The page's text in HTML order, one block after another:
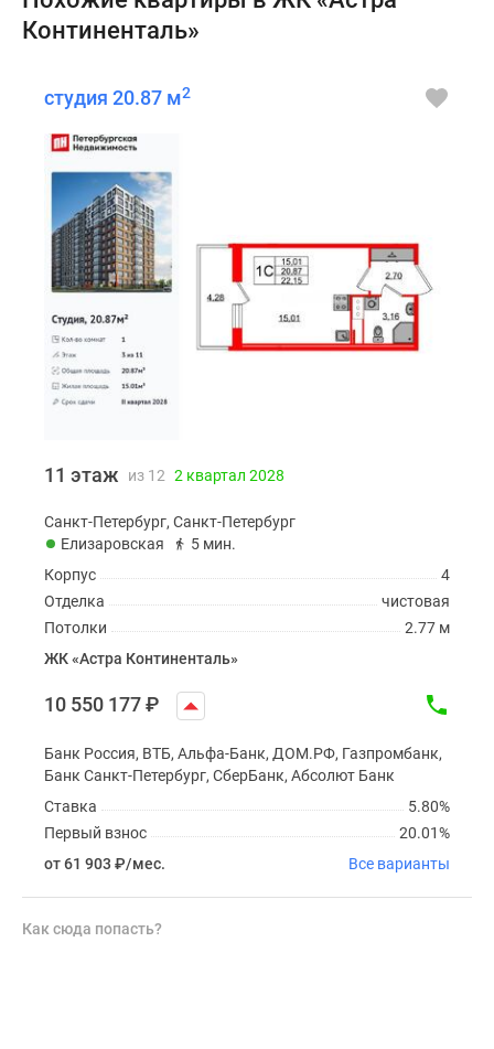
Континенталь»
студия 20.87 м2
11 этаж из 12 2 квартал 2028
Санкт-Петербург, Санкт-Петербург
Елизаровская
5 мин.
4
Корпус
чистовая
Отделка
2.77 м
Потолки
ЖК «Астра Континенталь»
10 550 177₽
Банк Россия, ВТБ, Альфа-Банк, ДОМ.РФ, Газпромбанк,
Банк Санкт-Петербург, СберБанк, Абсолют Банк
5.80%
Ставка
20.01%
Первый взнос
от 61 903 ₽/мес. Все варианты
Как сюда попасть?